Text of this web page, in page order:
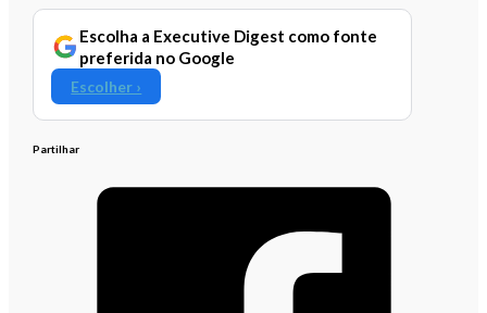
Escolha a Executive Digest como fonte
preferida no Google
Escolher ›
Partilhar